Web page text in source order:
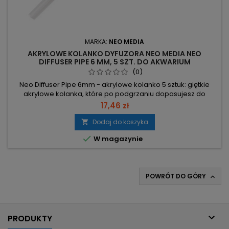
MARKA: NEO MEDIA
AKRYLOWE KOLANKO DYFUZORA NEO MEDIA NEO
DIFFUSER PIPE 6 MM, 5 SZT. DO AKWARIUM
(0)
Neo Diffuser Pipe 6mm - akrylowe kolanko 5 sztuk: giętkie
akrylowe kolanka, które po podgrzaniu dopasujesz do
krawędzi akwarium. 5 rurek w zestawie – zapasowo i do
szybkiej wymiany. Długość 50 cm – wystarcza na
prowadzenie wewnątrz i na zewnątrz akwarium. Do wężyka
4/6 (6 mm) – kompatybilne ze standardowymi przewodami
napowietrzającymi. Gięcie po...
17,46 zł
 Dodaj do koszyka
 W magazynie
POWRÓT DO GÓRY 
PRODUKTY 